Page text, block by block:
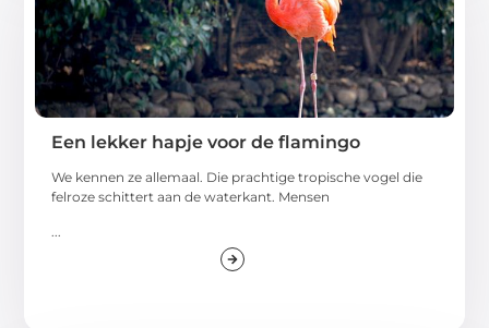
Een lekker hapje voor de flamingo
We kennen ze allemaal. Die prachtige tropische vogel die
felroze schittert aan de waterkant. Mensen